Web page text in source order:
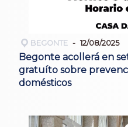
BEGONTE 12/08/2025
Begonte acollerá en
gratuíto sobre
domésticos